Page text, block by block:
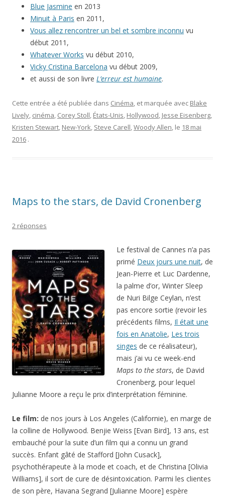
Blue Jasmine en 2013
Minuit à Paris en 2011,
Vous allez rencontrer un bel et sombre inconnu vu
début 2011,
Whatever Works vu début 2010,
Vicky Cristina Barcelona vu début 2009,
et aussi de son livre L’erreur est humaine.
Cette entrée a été publiée dans Cinéma, et marquée avec Blake
Lively, cinéma, Corey Stoll, États-Unis, Hollywood, Jesse Eisenberg,
Kristen Stewart, New-York, Steve Carell,Woody Allen, le 18 mai
2016 .
Maps to the stars, de David Cronenberg
2 réponses
Le festival de Cannes n’a pas
primé Deux jours une nuit, de
Jean-Pierre et Luc Dardenne,
la palme d’or, Winter Sleep
de Nuri Bilge Ceylan, n’est
pas encore sortie (revoir les
précédents films, Il était une
fois en Anatolie, Les trois
singes de ce réalisateur),
mais j’ai vu ce week-end
Maps to the stars, de David
Cronenberg, pour lequel
Julianne Moore a reçu le prix d’interprétation féminine.
Le film: de nos jours à Los Angeles (Californie), en marge de
la colline de Hollywood. Benjie Weiss [Evan Bird], 13 ans, est
embauché pour la suite d’un film qui a connu un grand
succès. Enfant gâté de Stafford [John Cusack],
psychothérapeute à la mode et coach, et de Christina [Olivia
Williams], il sort de cure de désintoxication. Parmi les clientes
de son père, Havana Segrand [Julianne Moore] espère